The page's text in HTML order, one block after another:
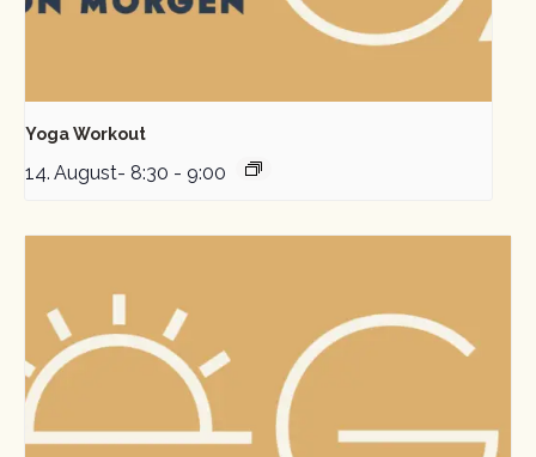
Yoga Workout
14. August- 8:30 - 9:00